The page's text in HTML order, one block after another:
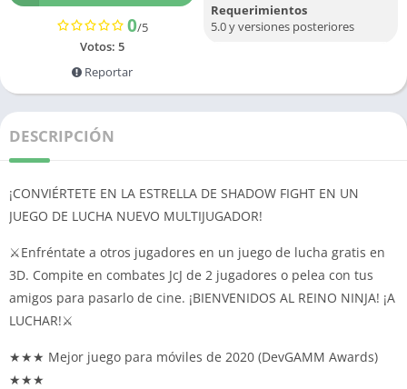
0/5
Votos: 5
Reportar
Requerimientos
5.0 y versiones posteriores
DESCRIPCIÓN
¡CONVIÉRTETE EN LA ESTRELLA DE SHADOW FIGHT EN UN
JUEGO DE LUCHA NUEVO MULTIJUGADOR!
⚔️Enfréntate a otros jugadores en un juego de lucha gratis en
3D. Compite en combates JcJ de 2 jugadores o pelea con tus
amigos para pasarlo de cine. ¡BIENVENIDOS AL REINO NINJA! ¡A
LUCHAR!⚔️
★★★ Mejor juego para móviles de 2020 (DevGAMM Awards)
★★★